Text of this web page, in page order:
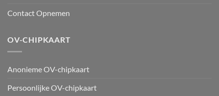
Contact Opnemen
OV-CHIPKAART
Anonieme OV-chipkaart
Persoonlijke OV-chipkaart